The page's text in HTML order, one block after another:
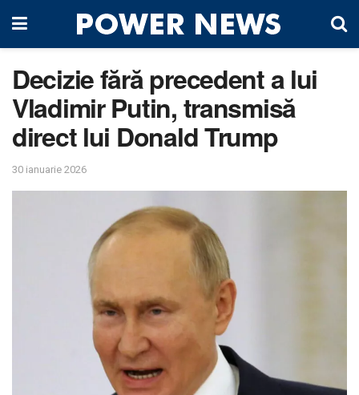
Decizie fără precedent a lui
Vladimir Putin, transmisă
direct lui Donald Trump
30 ianuarie 2026